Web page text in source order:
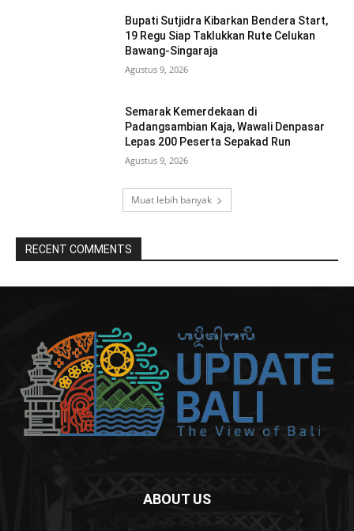
Bupati Sutjidra Kibarkan Bendera Start,
19 Regu Siap Taklukkan Rute Celukan
Bawang-Singaraja
Agustus 9, 2026
Semarak Kemerdekaan di
Padangsambian Kaja, Wawali Denpasar
Lepas 200 Peserta Sepakad Run
Agustus 9, 2026
Muat lebih banyak
RECENT COMMENTS
ABOUT US